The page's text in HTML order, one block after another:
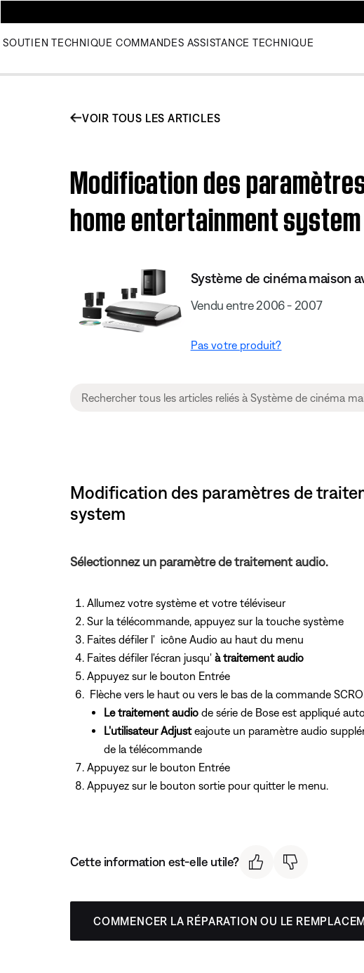
SOUTIEN TECHNIQUE COMMANDES ASSISTANCE TECHNIQUE
VOIR TOUS LES ARTICLES
Modification des
home entertainment system
Système de cinéma maison
Vendu entre 2006 - 2007
Pas votre produit?
Modification des paramètres de
system
Sélectionnez un paramètre de traitement audio.
Allumez votre système et votre téléviseur
Sur la télécommande, appuyez sur la touche système
Faites défiler l' icône Audio au haut du menu
Faites défiler l'écran jusqu' à traitement audio
Appuyez sur le bouton Entrée
Flèche vers le haut ou vers le bas de la commande
Le traitement audio de série de Bose est appliqué
L'utilisateur Adjusteajoute un paramètre audio
de la télécommande
Appuyez sur le bouton Entrée
Appuyez sur le bouton sortie pour quitter le menu.
Cette information est-elle utile?
COMMENCER LA RÉPARATION OU LE